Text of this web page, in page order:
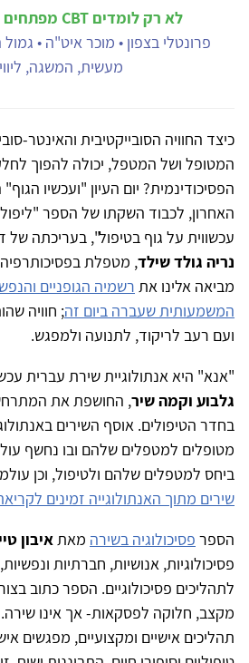
לא רק לומדים CBT מפתחים חשיבה קלינית
פרונטלי בצפון • מוכר איט"ה •
מעשית, המשגה,
כיצד החוויה הסובייקטיבית והאינטר-
המטופל ושל המטפל, יכולה להפוך
הפסיכודינמית? יום העיון "ועכשיו
האחרון, לכבוד השקתו של הספר
עכשווית על גוף בטיפול", בעריכתה
נריה גולד שילד, מטפלת בפסיכותרפיה
מביאה אלינו את רשמיה הגופניים
המשמעותית שעברה ביום זה; חוויה
ועם רעב לריקוד, לתנועה ולמפגש.
"אנא" היא אנתולוגיית שירת עברית
גלבוע וקמה שיר, החושפת את
בחדר הטיפולים. אוסף השירים
מטופלים למטפלים שלהם ובו נחשף
ביחס למטפלים שלהם ולטיפול, וכן
שירים מתוך האנתולוגייה זמינים
הספר פסיכולוגיה בשירה מאתאיבון
פסיכולוגיות, אנושיות, חברתיות
לתהליכים פסיכולוגיים. הספר כתוב
מקצב, חלוקה לפסקאות- אך אינו
תהליכים אישיים ומקצועיים, מפגשים